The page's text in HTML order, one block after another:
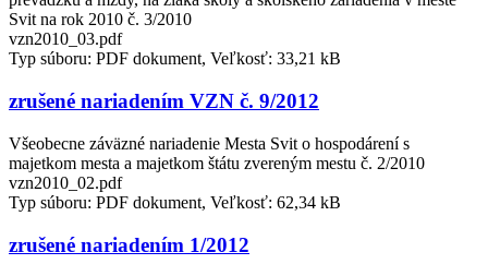
Svit na rok 2010 č. 3/2010
vzn2010_03.pdf
Typ súboru: PDF dokument, Veľkosť: 33,21 kB
zrušené nariadením VZN č. 9/2012
Všeobecne záväzné nariadenie Mesta Svit o hospodárení s
majetkom mesta a majetkom štátu zvereným mestu č. 2/2010
vzn2010_02.pdf
Typ súboru: PDF dokument, Veľkosť: 62,34 kB
zrušené nariadením 1/2012